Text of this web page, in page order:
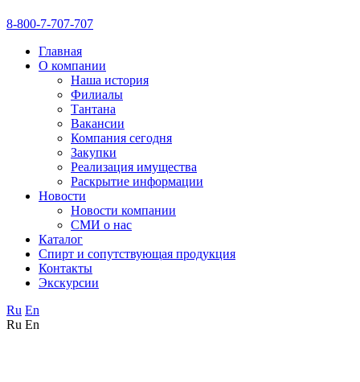
8-800-7-707-707
Главная
О компании
Наша история
Филиалы
Тантана
Вакансии
Компания сегодня
Закупки
Реализация имущества
Раскрытие информации
Новости
Новости компании
СМИ о нас
Каталог
Спирт и сопутствующая продукция
Контакты
Экскурсии
Ru En
Ru En